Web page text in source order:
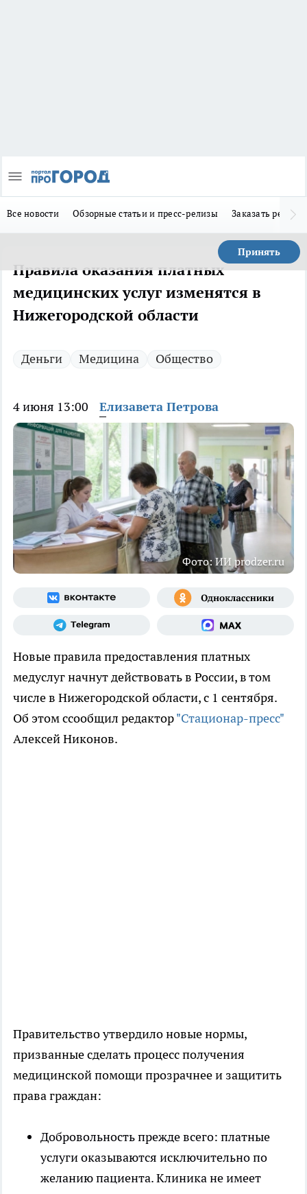
Все новости Обзорные статьи и пресс-релизы Заказать
Принять
Правила оказания платных
медицинских услуг изменятся в
Нижегородской области
Деньги Медицина Общество
4 июня 13:00 Елизавета Петрова
Фото: ИИ prodzer.ru
Новые правила предоставления платных
медуслуг начнут действовать в России, в том
числе в Нижегородской области, с 1 сентября.
Об этом ссообщил редактор"Стационар-пресс"
Алексей Никонов.
Правительство утвердило новые нормы,
призванные сделать процесс получения
медицинской помощи прозрачнее и защитить
права граждан:
Добровольность прежде всего: платные
услуги оказываются исключительно по
желанию пациента. Клиника не имеет